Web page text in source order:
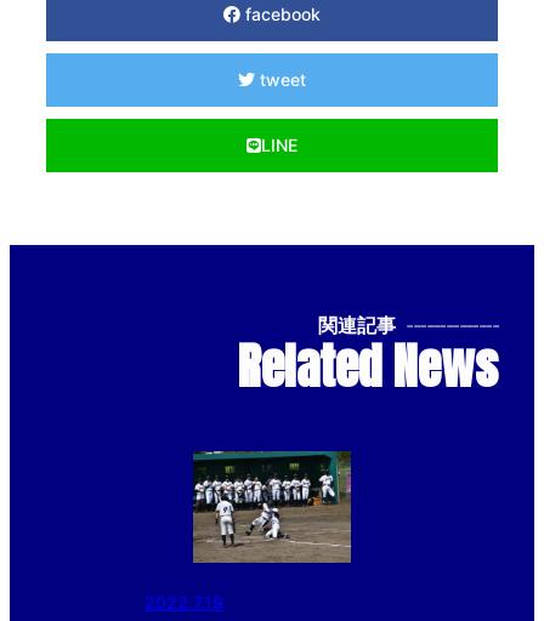
facebook
tweet
LINE
関連記事 --------------
Related News
2022.7.19